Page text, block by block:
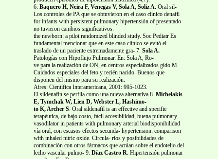
6. Baquero H, Neira F, Venegas V, Sola A, Soliz A. Oral sil-
Los controles de PA que se obtuvieron en el caso clínico denafil
for infants with persistent pulmonary hipertensión of presentado
no tuvieron cambios significativos.
the newborn: a pilot randomized blinded study. Soc Pediatr Es
fundamental mencionar que en este caso clínico se evitó el
traslado de un paciente extremadamente gra- 7. Sola A.
Patologías con Hipoflujo Pulmonar. En: Sola A, Ro-
ve para la realización de ON, en centros especializados gido M.
Cuidados especiales del feto y recién nacido. Buenos que
disponen del mismo para su realización.
Aires: Científica Interamericana, 2001: 995-1023.
El sildenafin se perfila como una nueva alternativa 8. Michelakis
E, Tymchak W, Lien D, Webster L, Hashimo-
to K, Archer S. Oral sildenafil is an effective and specifie
terapéutica, de bajo costo, fácil accesibilidad, buena pulmonary
vasodilator in patients with pulmonary arterial biodisponibilidad
vía oral, con escasos efectos secunda- hypertension: comparison
with inhaled nitric oxide. Circula- rios y posibilidades de
combinación con otros fármacos que actúan sobre el endotelio del
lecho vascular pulmo- 9. Díaz Castro R. Hipertensión pulmonar